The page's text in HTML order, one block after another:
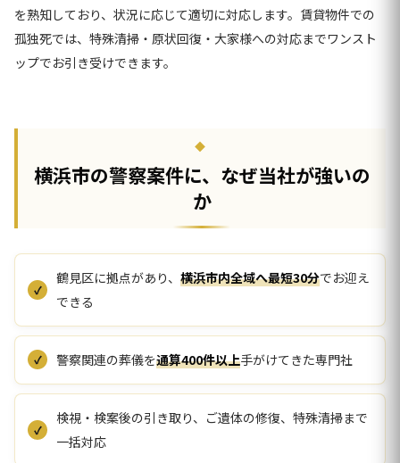
を熟知しており、状況に応じて適切に対応します。賃貸物件での
孤独死では、特殊清掃・原状回復・大家様への対応までワンスト
ップでお引き受けできます。
横浜市の警察案件に、なぜ当社が強いの
か
鶴見区に拠点があり、 横浜市内全域へ最短30分でお迎え
できる
警察関連の葬儀を通算400件以上手がけてきた専門社
検視・検案後の引き取り、ご遺体の修復、特殊清掃まで
一括対応